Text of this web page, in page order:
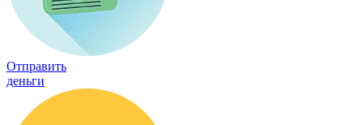
Отправить
деньги